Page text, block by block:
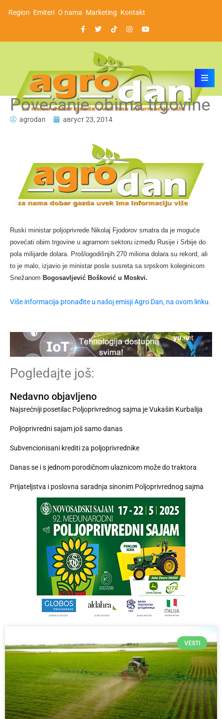
Region Emiteri O nama Marketing Kontakt
Povećanje obima trgovine
agrodan август 23, 2014
Ruski ministar poljoprivrede Nikolaj Fjodorov smatra da je moguće
povećati obim trgovine u agrarnom sektoru između Rusije i Srbije do
pola milijarde dolara. Prošlogodišnjih 270 miliona dolara su rekord, ali
to je malo, izjavio je ministar posle susreta sa srpskom koleginicom
Snežanom Bogosavljević Bošković u Moskvi.
Više informacija pronađite u našoj emisji Agro Dan, na ovom linku.
Pogledajte još:
Nedavno objavljeno
Najsrećniji posetilac Poljoprivrednog sajma je Vukašin Kurbalija
Poljoprivredni sajam još samo danas
Subvencionisani krediti za poljoprivrednike
Danas se i s jednom porodičnom ulaznicom može do traktora
Prijateljstva i poslovna saradnja sinonim Poljoprivrednog sajma
VESTI